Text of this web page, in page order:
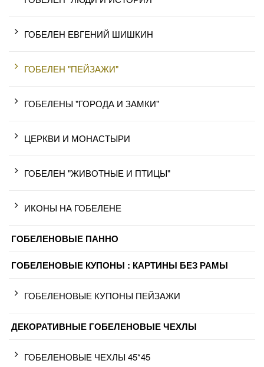
ГОБЕЛЕН ЕВГЕНИЙ ШИШКИН
ГОБЕЛЕН "ПЕЙЗАЖИ"
ГОБЕЛЕНЫ "ГОРОДА И ЗАМКИ"
ЦЕРКВИ И МОНАСТЫРИ
ГОБЕЛЕН "ЖИВОТНЫЕ И ПТИЦЫ"
ИКОНЫ НА ГОБЕЛЕНЕ
ГОБЕЛЕНОВЫЕ ПАННО
ГОБЕЛЕНОВЫЕ КУПОНЫ : КАРТИНЫ БЕЗ РАМЫ
ГОБЕЛЕНОВЫЕ КУПОНЫ ПЕЙЗАЖИ
ДЕКОРАТИВНЫЕ ГОБЕЛЕНОВЫЕ ЧЕХЛЫ
ГОБЕЛЕНОВЫЕ ЧЕХЛЫ 45*45